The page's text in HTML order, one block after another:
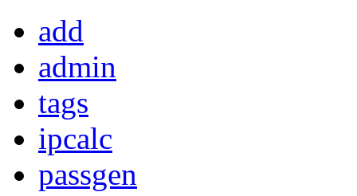
add
admin
tags
ipcalc
passgen